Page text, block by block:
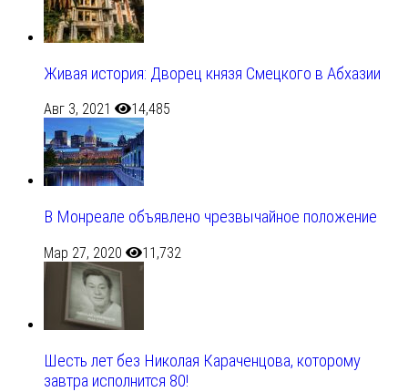
Живая история: Дворец князя Смецкого в Абхазии
Авг 3, 2021 14,485
В Монреале объявлено чрезвычайное положение
Мар 27, 2020 11,732
Шесть лет без Николая Караченцова, которому
завтра исполнится 80!